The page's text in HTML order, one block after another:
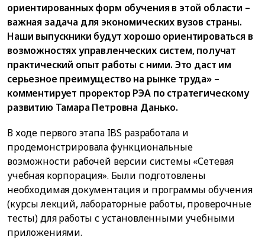
ориентированных форм обучения в этой области –
важная задача для экономических вузов страны.
Наши выпускники будут хорошо ориентироваться в
возможностях управленческих систем, получат
практический опыт работы с ними. Это даст им
серьезное преимущество на рынке труда» –
комментирует проректор РЭА по стратегическому
развитию Тамара Петровна Данько.
В ходе первого этапа IBS разработала и
продемонстрировала функциональные
возможности рабочей версии системы «Сетевая
учебная корпорация». Были подготовлены
необходимая документация и программы обучения
(курсы лекций, лабораторные работы, проверочные
тесты) для работы с установленными учебными
приложениями.